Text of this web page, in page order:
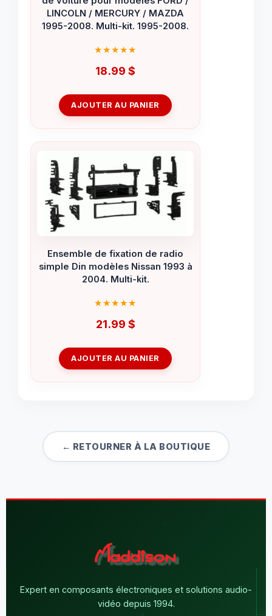
LINCOLN / MERCURY / MAZDA
1995-2008. Multi-kit. 1995-2008.
18.99 $
AJOUTER AU PANIER
Ensemble de fixation de radio
simple Din modèles Nissan 1993 à
2004. Multi-kit.
21.99 $
AJOUTER AU PANIER
← RETOURNER À LA BOUTIQUE
Expert en composants électroniques et solutions audio-
vidéo depuis 1994.